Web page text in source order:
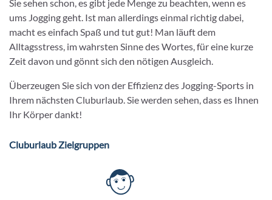
Sie sehen schon, es gibt jede Menge zu beachten, wenn es
ums Jogging geht. Ist man allerdings einmal richtig dabei,
macht es einfach Spaß und tut gut! Man läuft dem
Alltagsstress, im wahrsten Sinne des Wortes, für eine kurze
Zeit davon und gönnt sich den nötigen Ausgleich.
Überzeugen Sie sich von der Effizienz des Jogging-Sports in
Ihrem nächsten Cluburlaub. Sie werden sehen, dass es Ihnen
Ihr Körper dankt!
Cluburlaub Zielgruppen